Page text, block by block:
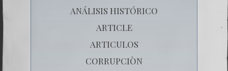
ANÁLISIS HISTÓRICO
ARTICLE
ARTICULOS
CORRUPCIÒN